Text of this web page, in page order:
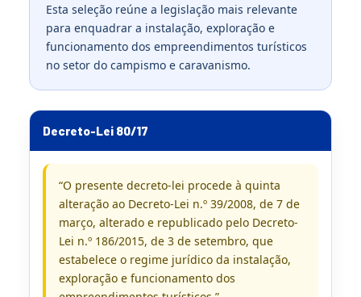
Esta seleção reúne a legislação mais relevante
para enquadrar a instalação, exploração e
funcionamento dos empreendimentos turísticos
no setor do campismo e caravanismo.
Decreto-Lei 80/17
“O presente decreto-lei procede à quinta
alteração ao Decreto-Lei n.º 39/2008, de 7 de
março, alterado e republicado pelo Decreto-
Lei n.º 186/2015, de 3 de setembro, que
estabelece o regime jurídico da instalação,
exploração e funcionamento dos